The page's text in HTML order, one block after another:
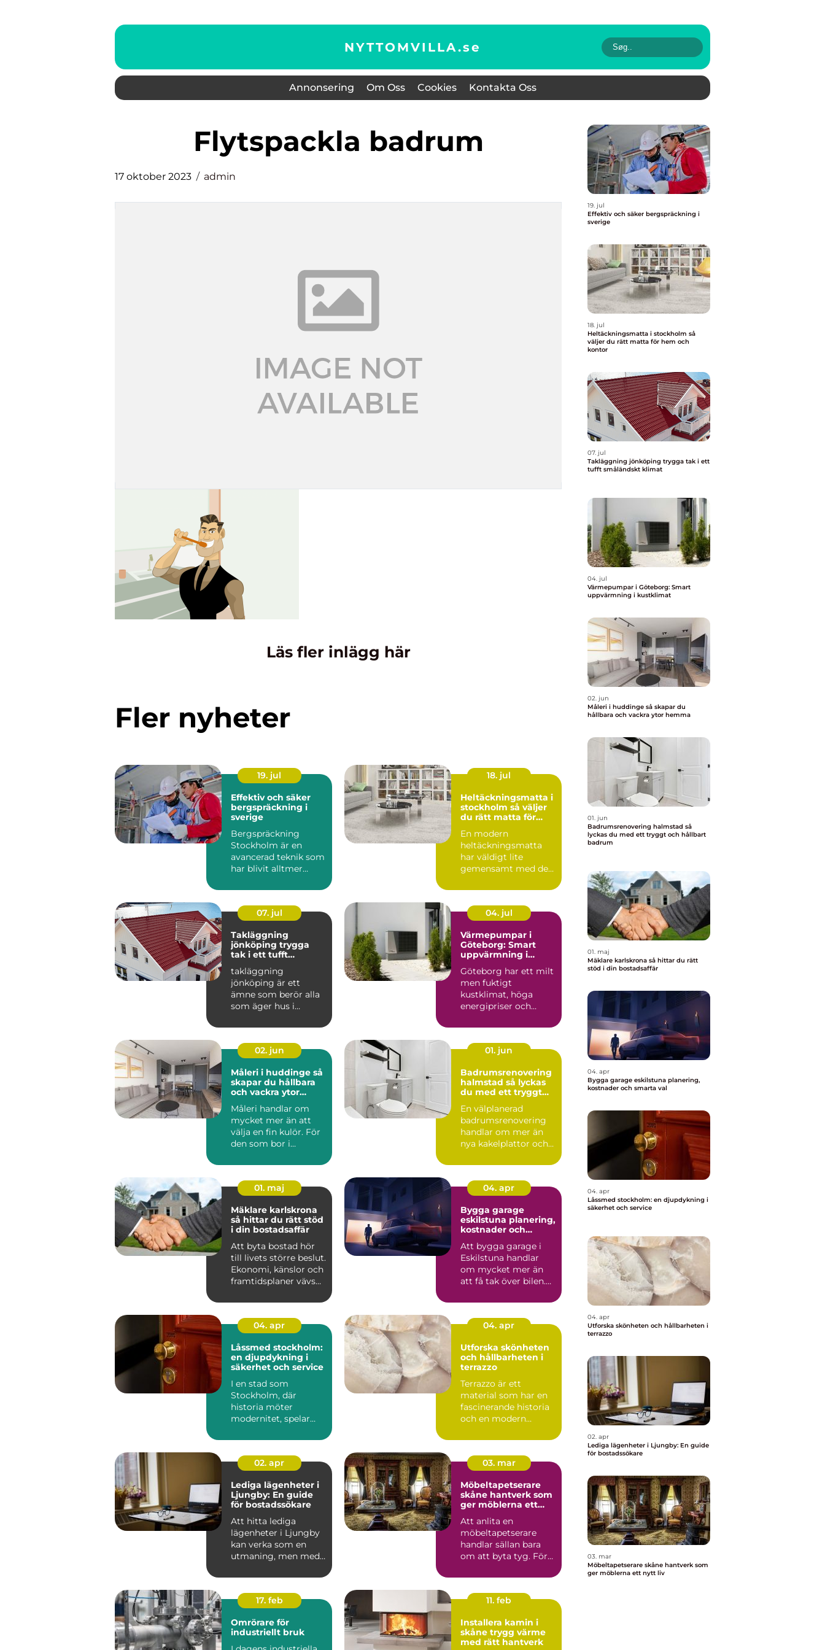
NYTTOMVILLA.se
Annonsering Om Oss Cookies Kontakta Oss
flytspackla badrum
17 oktober 2023 admin
Läs fler inlägg här
Fler nyheter
19. jul
Effektiv och säker
bergspräckning i
sverige
Bergspräckning
Stockholm är en
avancerad teknik som
har blivit alltmer
18. jul
Heltäckningsmatta i
stockholm så väljer
du rätt matta för
En modern
heltäckningsmatta
har väldigt lite
gemensamt med den
och 80talet. Ida...
07. jul
Takläggning
jönköping trygga
tak i ett tufft
takläggning
jönköping är ett
ämne som berör alla
som äger hus i
Taket är huset...
04. jul
Värmepumpar i
Göteborg: Smart
uppvärmning i
Göteborg har ett milt
men fuktigt
kustklimat, höga
energipriser och
02. jun
Måleri i huddinge så
skapar du hållbara
och vackra ytor
Måleri handlar om
mycket mer än att
välja en fin kulör. För
den som bor i
klimat, hu...
01. jun
Badrumsrenovering
halmstad så lyckas
du med ett tryggt
En välplanerad
badrumsrenovering
handlar om mer än
nya kakelplattor och
många i...
01. maj
Mäklare karlskrona
så hittar du rätt stöd
i din bostadsaffär
Att byta bostad hör
till livets större beslut.
Ekonomi, känslor och
framtidsplaner vävs
04. apr
Bygga garage
eskilstuna planering,
kostnader och
Att bygga garage i
Eskilstuna handlar
om mycket mer än
att få tak över bilen.
garage ...
04. apr
Låssmed stockholm:
en djupdykning i
säkerhet och service
I en stad som
Stockholm, där
historia möter
modernitet, spelar
avgörande roll.
Låssmed S...
04. apr
Utforska skönheten
och hållbarheten i
terrazzo
Terrazzo är ett
material som har en
fascinerande historia
och en modern
02. apr
Lediga lägenheter i
Ljungby: En guide
för bostadssökare
Att hitta lediga
lägenheter i Ljungby
kan verka som en
utmaning, men med
03. mar
Möbeltapetserare
skåne hantverk som
ger möblerna ett
Att anlita en
möbeltapetserare
handlar sällan bara
om att byta tyg. För
att be...
17. feb
Omrörare för
industriellt bruk
11. feb
Installera kamin i
skåne trygg värme
med rätt hantverk
19. jul
Effektiv och säker bergspräckning i
sverige
18. jul
Heltäckningsmatta i stockholm så
väljer du rätt matta för hem och
kontor
07. jul
Takläggning jönköping trygga tak i ett
tufft småländskt klimat
04. jul
Värmepumpar i Göteborg: Smart
uppvärmning i kustklimat
02. jun
Måleri i huddinge så skapar du
hållbara och vackra ytor hemma
01. jun
Badrumsrenovering halmstad så
lyckas du med ett tryggt och hållbart
badrum
01. maj
Mäklare karlskrona så hittar du rätt
stöd i din bostadsaffär
04. apr
Bygga garage eskilstuna planering,
kostnader och smarta val
04. apr
Låssmed stockholm: en djupdykning i
säkerhet och service
04. apr
Utforska skönheten och hållbarheten i
terrazzo
02. apr
Lediga lägenheter i Ljungby: En guide
för bostadssökare
03. mar
Möbeltapetserare skåne hantverk som
ger möblerna ett nytt liv